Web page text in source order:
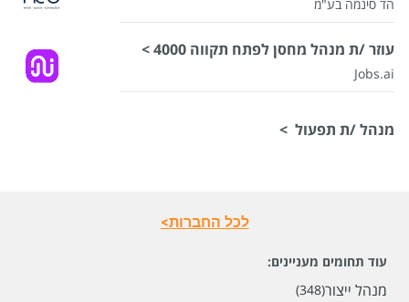
הד סינמה בע"מ
עוזר /ת מנהל מחסן לפתח תקווה 4000 >
Jobs.ai
מנהל /ת תפעול >
לכל החברות>
עוד תחומים מעניינים:
מנהל ייצור(348)